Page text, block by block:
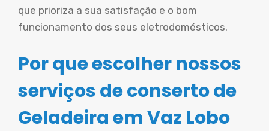
que prioriza a sua satisfação e o bom
funcionamento dos seus eletrodomésticos.
Por que escolher nossos
serviços de conserto de
Geladeira em Vaz Lobo